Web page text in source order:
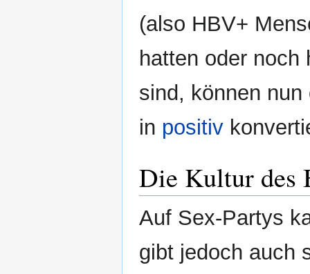
(also HBV+
hatten oder
sind, können
in positiv
Die Kultur des
Auf Sex-Partys
gibt jedoch auch